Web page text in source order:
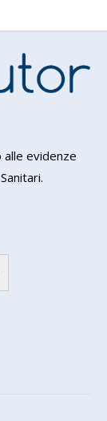
alle evidenze